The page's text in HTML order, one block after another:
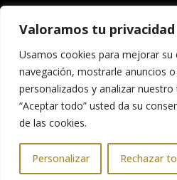
Valoramos tu privacidad
Usamos cookies para mejorar su
navegación, mostrarle anuncios
personalizados y analizar
“Aceptar todo” usted da su
de las cookies.
Personalizar Rechazar
Copyright © 2026